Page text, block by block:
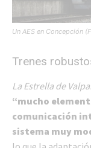
Un AES en Concepción
Trenes
La Estrella de
“mucho
comunicación
sistema muy